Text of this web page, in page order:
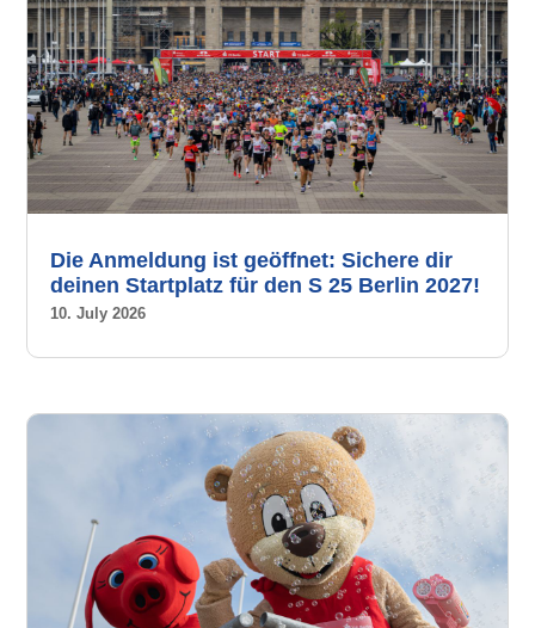
Die Anmeldung ist geöffnet: Sichere dir
deinen Startplatz für den S 25 Berlin 2027!
10. July 2026